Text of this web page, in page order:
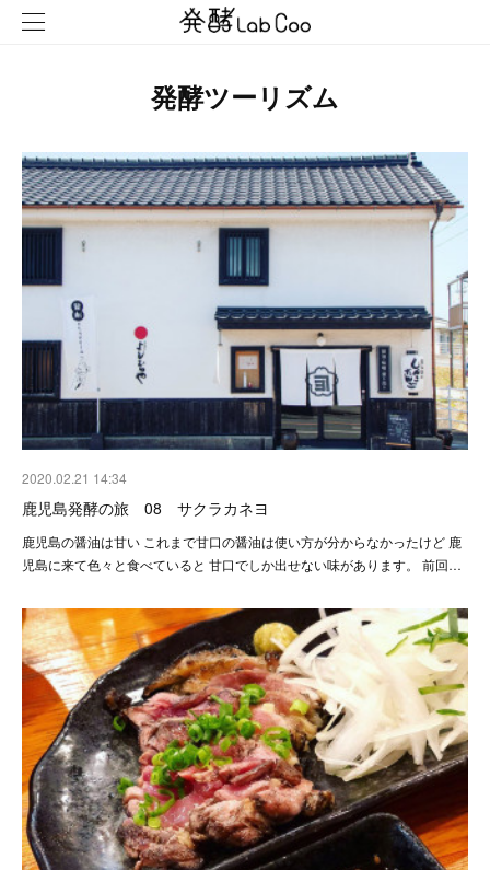
発酵ツーリズム
2020.02.21 14:34
鹿児島発酵の旅 08 サクラカネヨ
鹿児島の醤油は甘い これまで甘口の醤油は使い方が分からなかったけど 鹿
児島に来て色々と食べていると 甘口でしか出せない味があります。 前回…